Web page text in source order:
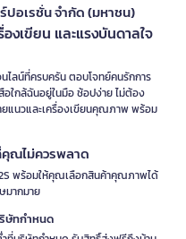
ปอเรชั่น จำกัด (มหาชน)
งเขียน และแรงบันดาลใจ
ไลน์ที่ครบครัน ตอบโจทย์คนรักการ
ใกล้ฉันอยู่ในมือ ช้อปง่าย ไม่ต้อง
ยแนวและเครื่องเขียนคุณภาพ พร้อม
คุณไม่ควรพลาด
พร้อมให้คุณเลือกสินค้าคุณภาพได้
มากมาย
ษัทกำหนด